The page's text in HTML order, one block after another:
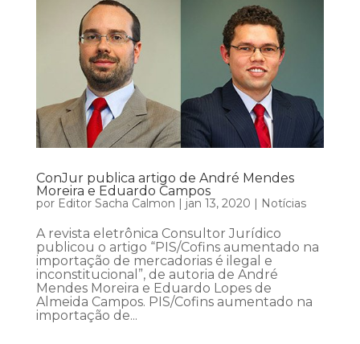
ConJur publica artigo de André Mendes
Moreira e Eduardo Campos
por Editor Sacha Calmon | jan 13, 2020 | Notícias
A revista eletrônica Consultor Jurídico
publicou o artigo “PIS/Cofins aumentado na
importação de mercadorias é ilegal e
inconstitucional”, de autoria de André
Mendes Moreira e Eduardo Lopes de
Almeida Campos. PIS/Cofins aumentado na
importação de...